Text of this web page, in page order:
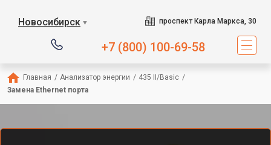
Новосибирск ▼ проспект Карла Маркса, 30
+7 (800) 100-69-58
Главная / Анализатор энергии / 435 II/Basic /
Замена Ethernet порта